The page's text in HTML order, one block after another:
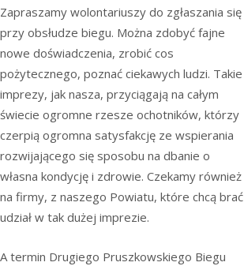
Zapraszamy wolontariuszy do zgłaszania się
przy obsłudze biegu. Można zdobyć fajne
nowe doświadczenia, zrobić cos
pożytecznego, poznać ciekawych ludzi. Takie
imprezy, jak nasza, przyciągają na całym
świecie ogromne rzesze ochotników, którzy
czerpią ogromna satysfakcję ze wspierania
rozwijającego się sposobu na dbanie o
własna kondycję i zdrowie. Czekamy również
na firmy, z naszego Powiatu, które chcą brać
udział w tak dużej imprezie.
A termin Drugiego Pruszkowskiego Biegu